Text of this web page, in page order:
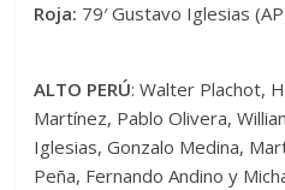
Roja: 79′ Gustavo Iglesias
ALTO PERÚ: Walter Plachot,
Martínez, Pablo Olivera,
Iglesias, Gonzalo Medina,
Peña, Fernando Andino y